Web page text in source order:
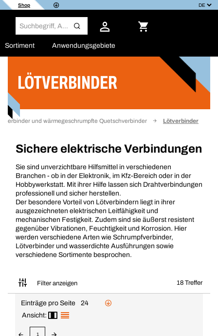
Shop
Sortiment Anwendungsgebiete
LÖTVERBINDER
und wärmegeschrumpfte Quetschverbinder Lötverbinder
Sichere elektrische Verbindungen
Sie sind unverzichtbare Hilfsmittel in verschiedenen
Branchen - ob in der Elektronik, im Kfz-Bereich oder in der
Hobbywerkstatt. Mit ihrer Hilfe lassen sich Drahtverbindungen
professionell und sicher herstellen.
Der besondere Vorteil von Lötverbindern liegt in ihrer
ausgezeichneten elektrischen Leitfähigkeit und
mechanischen Festigkeit. Zudem sind sie äußerst resistent
gegenüber Vibrationen, Feuchtigkeit und Korrosion. Hier
werden verschiedene Arten wie Schrumpfverbinder,
Lötverbinder und wasserdichte Ausführungen sowie
verschiedene Sortimente besprochen.
Filter anzeigen 18 Treffer
Filter
Einträge pro Seite
24
Ansicht:
1